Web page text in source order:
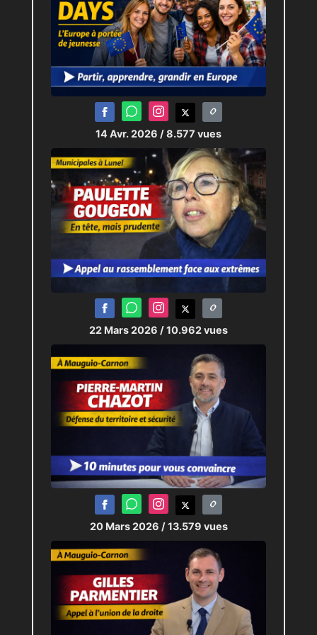
14 Avr. 2026 / 8.577 vues
22 Mars 2026 / 10.962 vues
20 Mars 2026 / 13.579 vues